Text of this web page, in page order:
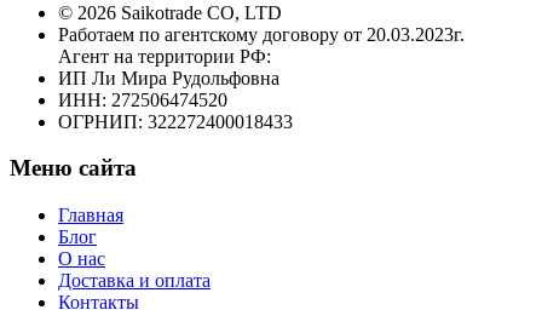
© 2026 Saikotrade CO, LTD
Работаем по агентскому договору от 20.03.2023г.
Агент на территории РФ:
ИП Ли Мира Рудольфовна
ИНН: 272506474520
ОГРНИП: 322272400018433
Меню сайта
Главная
Блог
О нас
Доставка и оплата
Контакты